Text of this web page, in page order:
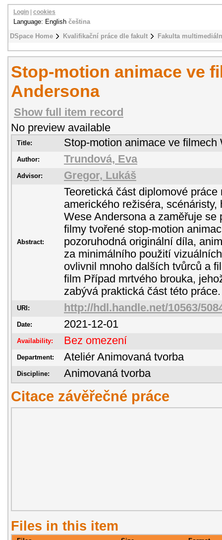
DSpace Home Kvalifikační práce dle fakult Fakulta
Login cookies
Language: English čeština
Stop-motion animace ve
Andersona
Show full item record
No preview available
Title: Stop-motion animace ve filmech
Author: Trundová, Eva
Advisor: Gregor, Lukáš
Abstract:
Teoretická část diplomové
amerického režiséra, scénáristy,
Wese Andersona a zaměřuje se
filmy tvořené stop-motion
pozoruhodná originální díla,
za minimálního použití
ovlivnil mnoho dalších tvůrců a
film Případ mrtvého brouka,
zabývá praktická část této práce.
URI: http://hdl.handle.net/10563/
Date: 2021-12-01
Availability: Bez omezení
Department: Ateliér Animovaná tvorba
Discipline: Animovaná tvorba
Citace závěřečné práce
Files in this item